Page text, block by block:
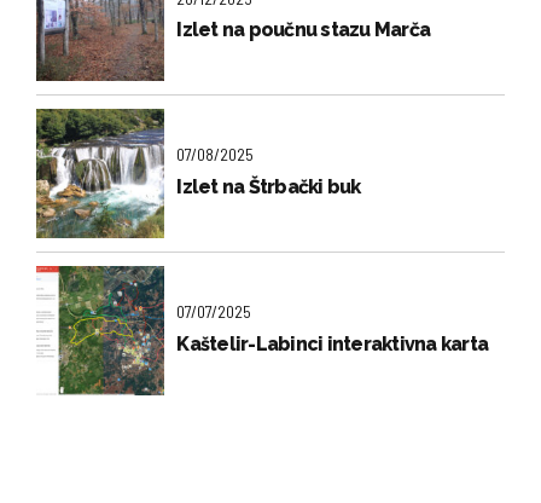
Izlet na poučnu stazu Marča
07/08/2025
Izlet na Štrbački buk
07/07/2025
Kaštelir-Labinci interaktivna karta